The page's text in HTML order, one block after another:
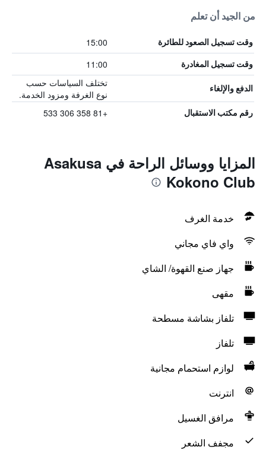
من الجيد أن تعلم
وقت تسجيل الصعود للطائرة 15:00
وقت تسجيل المغادرة 11:00
الدفع والإلغاء
تختلف السياسات حسب
نوع الغرفة ومزود الخدمة.
رقم مكتب الاستقبال +81 358 306 533
المزايا ووسائل الراحة في Asakusa
Kokono Club
خدمة الغرف
واي فاي مجاني
جهاز صنع القهوة/ الشاي
مقهى
تلفاز بشاشة مسطحة
تلفاز
لوازم استحمام مجانية
انترنت
مرافق الغسيل
مجفف الشعر